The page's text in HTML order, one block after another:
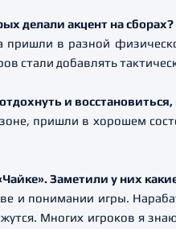
делали акцент на сборах?
пришли в разной
стали добавлять
и
пришли в хорошем
Заметили у них
и понимании игры.
Многих игроков я